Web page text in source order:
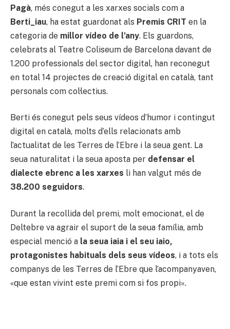
Pagà, més conegut a les xarxes socials com a
Berti_iau, ha estat guardonat als Premis CRIT en la
categoria de millor vídeo de l’any. Els guardons,
celebrats al Teatre Coliseum de Barcelona davant de
1.200 professionals del sector digital, han reconegut
en total 14 projectes de creació digital en català, tant
personals com col·lectius.
Berti és conegut pels seus vídeos d’humor i contingut
digital en català, molts d’ells relacionats amb
l’actualitat de les Terres de l’Ebre i la seua gent. La
seua naturalitat i la seua aposta per defensar el
dialecte ebrenc a les xarxes li han valgut més de
38.200 seguidors.
Durant la recollida del premi, molt emocionat, el de
Deltebre va agrair el suport de la seua família, amb
especial menció a la seua iaia i el seu iaio,
protagonistes habituals dels seus vídeos, i a tots els
companys de les Terres de l’Ebre que l’acompanyaven,
«que estan vivint este premi com si fos propi».